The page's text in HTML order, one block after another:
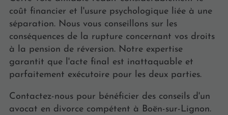
coût financier et l'usure psychologique liée à une
séparation. Nous vous conseillons sur les
conséquences de la rupture concernant vos droits
à la pension de réversion. Notre expertise
garantit que l'acte final est inattaquable et
parfaitement exécutoire pour les deux parties.
Contactez-nous pour bénéficier des conseils d'un
avocat en divorce compétent à Boën-sur-Lignon.